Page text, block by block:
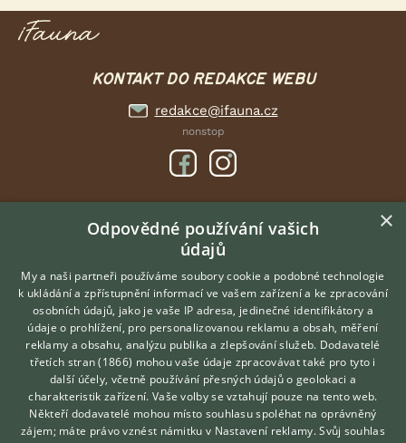
KONTAKT DO REDAKCE WEBU
redakce@ifauna.cz
nonstop
DOMOVSKÁ STRÁNKA
INZERCE
DISKUSE
ČLÁNKY
O nás
Kontakt
Možnosti zvýraznění inzerátů
Podmínky užití
Zpracování osobních údajů
Hledáte zvířecího kamaráda?
Zdarma vám poradí
VETERINÁŘ ONLINE
KONZULTOVAT S
VETERINÁŘEM
×
Odpovědné používání vašich
údajů
My a naši partneři používáme soubory cookie a podobné technologie
k ukládání a zpřístupnění informací ve vašem zařízení a ke zpracování
osobních údajů, jako je vaše IP adresa, jedinečné identifikátory a
údaje o prohlížení, pro personalizovanou reklamu a obsah, měření
reklamy a obsahu, analýzu publika a zlepšování služeb. Dodavatelé
třetích stran (1866) mohou vaše údaje zpracovávat také pro tyto i
další účely, včetně používání přesných údajů o geolokaci a
charakteristik zařízení. Vaše volby se vztahují pouze na tento web.
Někteří dodavatelé mohou místo souhlasu spoléhat na oprávněný
zájem; máte právo vznést námitku v Nastavení reklamy. Svůj souhlas